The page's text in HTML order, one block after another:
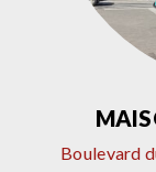
Boulevard